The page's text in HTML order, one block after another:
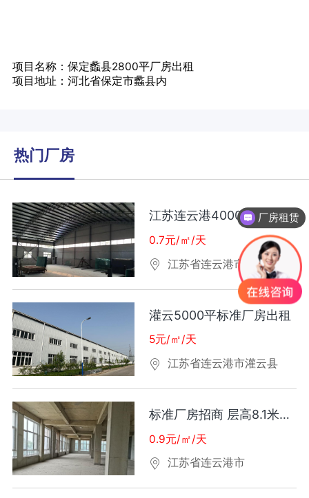
项目名称：保定蠡县2800平厂房出租
项目地址：河北省保定市蠡县内
热门厂房
江苏连云港4000平厂房出租
0.7元/㎡/天
江苏省连云港市
灌云5000平标准厂房出租
5元/㎡/天
江苏省连云港市灌云县
标准厂房招商 层高8.1米工业用地50年产权价可谈
0.9元/㎡/天
江苏省连云港市
厂房租赁